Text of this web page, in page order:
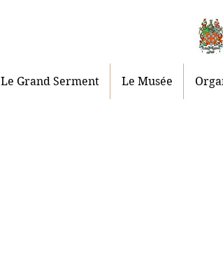
Le Grand Serment Le Musée